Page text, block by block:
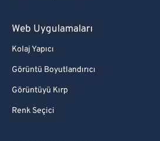
Web Uygulamaları
Kolaj Yapıcı
Görüntü Boyutlandırıcı
Görüntüyü Kırp
Renk Seçici